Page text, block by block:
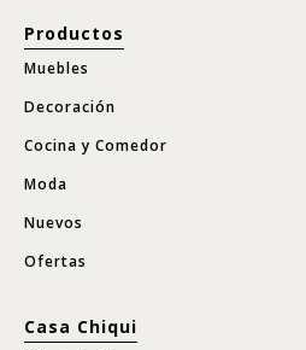
Productos
Muebles
Decoración
Cocina y Comedor
Moda
Nuevos
Ofertas
Casa Chiqui